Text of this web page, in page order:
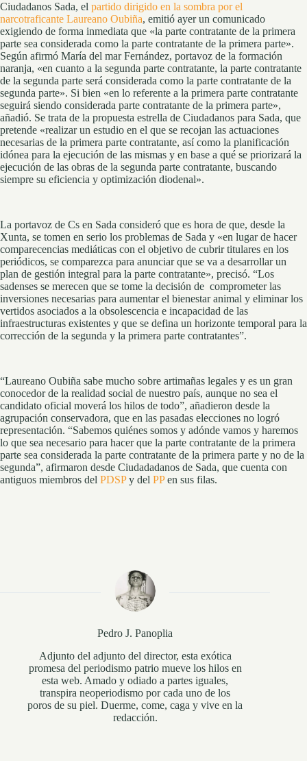
Ciudadanos Sada, el partido dirigido en la sombra por el
narcotraficante Laureano Oubiña, emitió ayer un comunicado
exigiendo de forma inmediata que «la parte contratante de la primera
parte sea considerada como la parte contratante de la primera parte».
Según afirmó María del mar Fernández, portavoz de la formación
naranja, «en cuanto a la segunda parte contratante, la parte contratante
de la segunda parte será considerada como la parte contratante de la
segunda parte». Si bien «en lo referente a la primera parte contratante
seguirá siendo considerada parte contratante de la primera parte»,
añadió. Se trata de la propuesta estrella de Ciudadanos para Sada, que
pretende «realizar un estudio en el que se recojan las actuaciones
necesarias de la primera parte contratante, así como la planificación
idónea para la ejecución de las mismas y en base a qué se priorizará la
ejecución de las obras de la segunda parte contratante, buscando
siempre su eficiencia y optimización diodenal».
La portavoz de Cs en Sada consideró que es hora de que, desde la
Xunta, se tomen en serio los problemas de Sada y «en lugar de hacer
comparecencias mediáticas con el objetivo de cubrir titulares en los
periódicos, se comparezca para anunciar que se va a desarrollar un
plan de gestión integral para la parte contratante», precisó. “Los
sadenses se merecen que se tome la decisión de comprometer las
inversiones necesarias para aumentar el bienestar animal y eliminar los
vertidos asociados a la obsolescencia e incapacidad de las
infraestructuras existentes y que se defina un horizonte temporal para la
corrección de la segunda y la primera parte contratantes”.
“Laureano Oubiña sabe mucho sobre artimañas legales y es un gran
conocedor de la realidad social de nuestro país, aunque no sea el
candidato oficial moverá los hilos de todo”, añadieron desde la
agrupación conservadora, que en las pasadas elecciones no logró
representación. “Sabemos quiénes somos y adónde vamos y haremos
lo que sea necesario para hacer que la parte contratante de la primera
parte sea considerada la parte contratante de la primera parte y no de la
segunda”, afirmaron desde Ciudadadanos de Sada, que cuenta con
antiguos miembros del PDSPy del PPen sus filas.
Pedro J. Panoplia
Adjunto del adjunto del director, esta exótica
promesa del periodismo patrio mueve los hilos en
esta web. Amado y odiado a partes iguales,
transpira neoperiodismo por cada uno de los
poros de su piel. Duerme, come, caga y vive en la
redacción.